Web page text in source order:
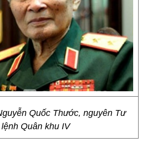
Quốc Thước, nguyên Tư
lệnh Quân khu IV